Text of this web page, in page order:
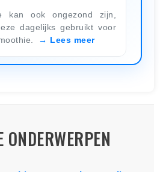
kan ook ongezond zijn,
dagelijks gebruikt voor
Lees meer
ONDERWERPEN